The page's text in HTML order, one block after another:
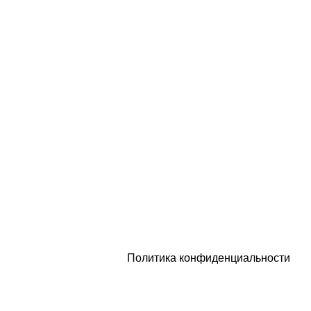
Политика конфиденциальности